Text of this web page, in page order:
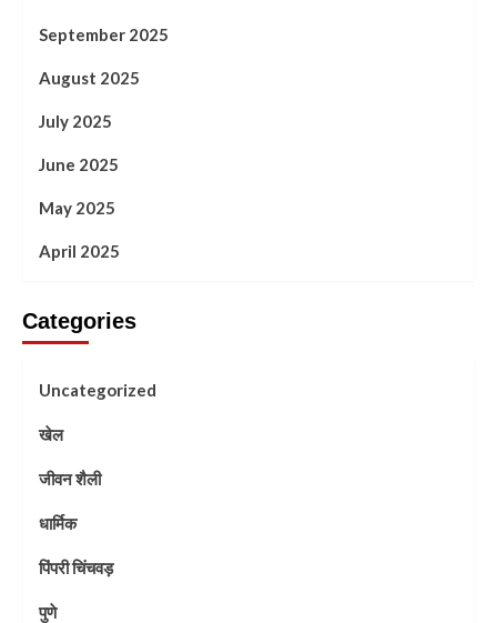
September 2025
August 2025
July 2025
June 2025
May 2025
April 2025
Categories
Uncategorized
खेल
जीवन शैली
धार्मिक
पिंपरी चिंचवड़
पुणे